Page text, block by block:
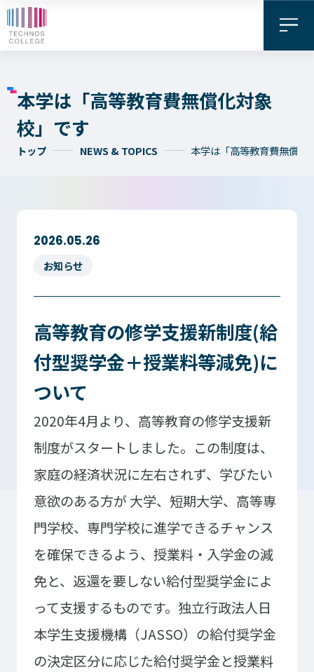
WEB出願
入学検討中の
皆さまへ
外国人留学生の
保護者の 在学生の
卒業生の
皆さまへ
企業の
皆さまへ
地域の
皆さまへ
テクノスカレッジの学びの特長
卒後ビジョン
4つの学びのプラン
大学コース
TECHNOSゼミ
グローバルラーニング
ビジネスパーク
学院のご紹介
本学は「高等教育費無償化対象
校」です
トップ NEWS & TOPICS 本学は「高等教育費無償化
2026.05.26
お知らせ
高等教育の修学支援新制度(給
付型奨学金＋授業料等減免)に
ついて
2020年4月より、高等教育の修学支援新
制度がスタートしました。この制度は、
家庭の経済状況に左右されず、学びたい
意欲のある方が 大学、短期大学、高等専
門学校、専門学校に進学できるチャンス
を確保できるよう、授業料・入学金の減
免と、返還を要しない給付型奨学金によ
って支援するものです。独立行政法人日
本学生支援機構（JASSO）の給付奨学金
の決定区分に応じた給付奨学金と授業料